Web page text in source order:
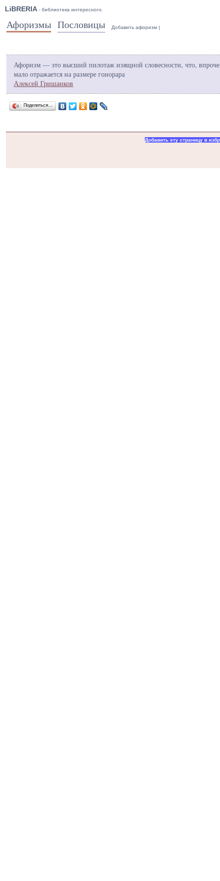
LiBRERIA - библиотека интересного.
Афоризмы Пословицы Добавить афоризм |
Афоризм — это высший пилотаж изящной словесности, что,
мало отражается на размере гонорара
Алексей Гришанков
Поделиться…
Добавить эту страницу в